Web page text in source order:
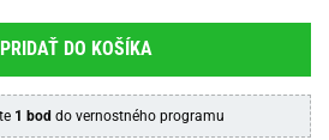
PRIDAŤ DO KOŠÍKA
1 bod do vernostného programu